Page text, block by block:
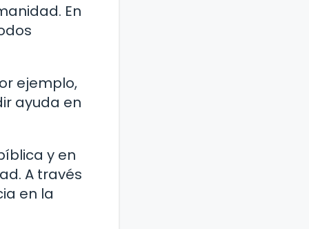
En
ejemplo,
ayuda en
y en
A través
en la